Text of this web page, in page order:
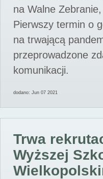
na Walne
Pierwszy termin o
na trwającą
przeprowadzone
komunikacji.
dodano: Jun 07 2021
Trwa
Wyższej